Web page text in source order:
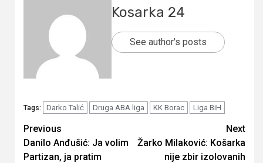
Kosarka 24
See author's posts
Tags: Darko Talić Druga ABA liga KK Borac Liga BiH
Continue
Reading
Previous
Danilo Anđušić: Ja volim
Partizan, ja pratim
Next
Žarko Milaković: Košarka
nije zbir izolovanih